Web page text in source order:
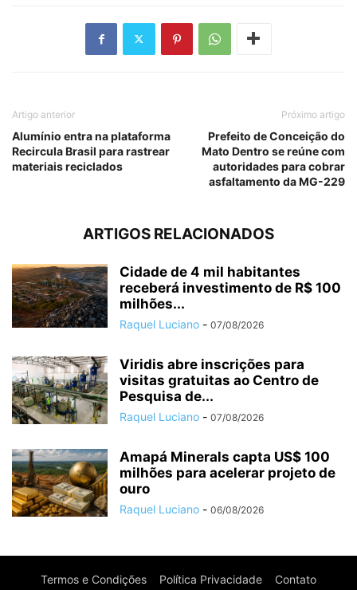
Artigo anterior
Alumínio entra na plataforma
Recircula Brasil para rastrear
materiais reciclados
Próximo artigo
Prefeito de Conceição do
Mato Dentro se reúne com
autoridades para cobrar
asfaltamento da MG-229
ARTIGOS RELACIONADOS
Cidade de 4 mil habitantes
receberá investimento de R$ 100
milhões...
Raquel Luciano - 07/08/2026
Viridis abre inscrições para
visitas gratuitas ao Centro de
Pesquisa de...
Raquel Luciano - 07/08/2026
Amapá Minerals capta US$ 100
milhões para acelerar projeto de
ouro
Raquel Luciano - 06/08/2026
Termos e Condições Política Privacidade Contato